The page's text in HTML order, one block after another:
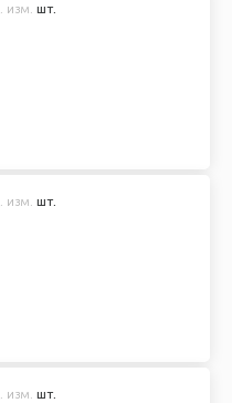
изм. шт.
изм. шт.
изм. шт.